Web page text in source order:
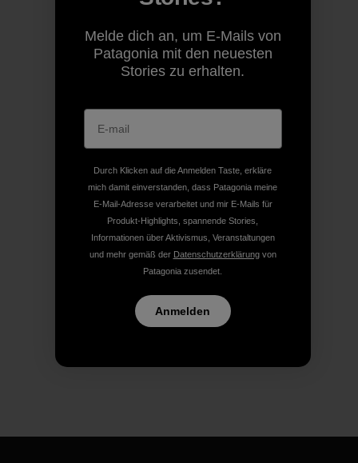
Melde dich an, um E-Mails von
Patagonia mit den neuesten
Stories zu erhalten.
Durch Klicken auf die Anmelden Taste, erkläre
mich damit einverstanden, dass Patagonia meine
E-Mail-Adresse verarbeitet und mir E-Mails für
Produkt-Highlights, spannende Stories,
Informationen über Aktivismus, Veranstaltungen
und mehr gemäß der Datenschutzerklärungvon
Patagonia zusendet.
Anmelden